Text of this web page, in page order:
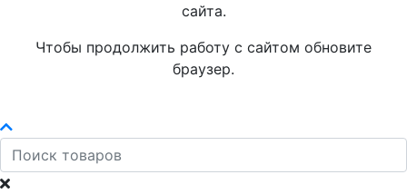
сайта.
Чтобы продолжить работу с сайтом обновите
браузер.